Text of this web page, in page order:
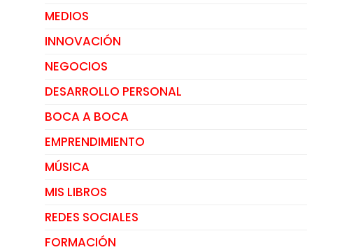
MEDIOS
INNOVACIÓN
NEGOCIOS
DESARROLLO PERSONAL
BOCA A BOCA
EMPRENDIMIENTO
MÚSICA
MIS LIBROS
REDES SOCIALES
FORMACIÓN